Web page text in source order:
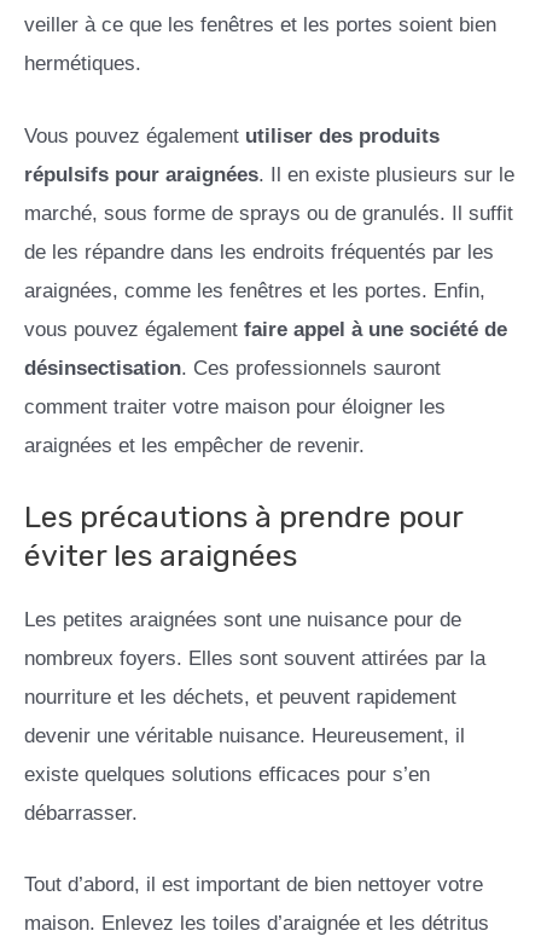
veiller à ce que les fenêtres et les portes soient bien
hermétiques.
Vous pouvez également utiliser des produits
répulsifs pour araignées. Il en existe plusieurs sur le
marché, sous forme de sprays ou de granulés. Il suffit
de les répandre dans les endroits fréquentés par les
araignées, comme les fenêtres et les portes. Enfin,
vous pouvez également faire appel à une société de
désinsectisation. Ces professionnels sauront
comment traiter votre maison pour éloigner les
araignées et les empêcher de revenir.
Les précautions à prendre pour
éviter les araignées
Les petites araignées sont une nuisance pour de
nombreux foyers. Elles sont souvent attirées par la
nourriture et les déchets, et peuvent rapidement
devenir une véritable nuisance. Heureusement, il
existe quelques solutions efficaces pour s’en
débarrasser.
Tout d’abord, il est important de bien nettoyer votre
maison. Enlevez les toiles d’araignée et les détritus